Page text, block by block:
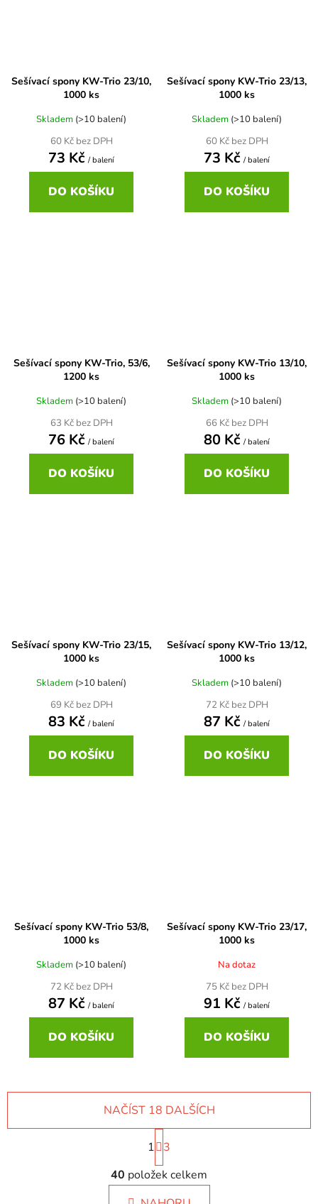
Sešívací spony KW-Trio 23/10,
1000 ks
Skladem (>10 balení)
60 Kč bez DPH
73 Kč / balení
DO KOŠÍKU
Sešívací spony KW-Trio 23/13,
1000 ks
Skladem (>10 balení)
60 Kč bez DPH
73 Kč / balení
DO KOŠÍKU
Sešívací spony KW-Trio, 53/6,
1200 ks
Skladem (>10 balení)
63 Kč bez DPH
76 Kč / balení
DO KOŠÍKU
Sešívací spony KW-Trio 13/10,
1000 ks
Skladem (>10 balení)
66 Kč bez DPH
80 Kč / balení
DO KOŠÍKU
Sešívací spony KW-Trio 23/15,
1000 ks
Skladem (>10 balení)
69 Kč bez DPH
83 Kč / balení
DO KOŠÍKU
Sešívací spony KW-Trio 13/12,
1000 ks
Skladem (>10 balení)
72 Kč bez DPH
87 Kč / balení
DO KOŠÍKU
Sešívací spony KW-Trio 53/8,
1000 ks
Skladem (>10 balení)
72 Kč bez DPH
87 Kč / balení
DO KOŠÍKU
Sešívací spony KW-Trio 23/17,
1000 ks
Na dotaz
75 Kč bez DPH
91 Kč / balení
DO KOŠÍKU
O
v
l
NAČÍST 18 DALŠÍCH
S
t
r
á
n
1
3
40 položek celkem